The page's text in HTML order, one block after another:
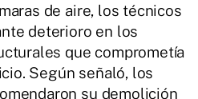
de aire, los técnicos
deterioro en los
que comprometía
Según señaló, los
su demolición